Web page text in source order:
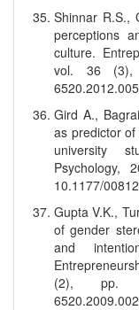
Shinnar R.S.,
perceptions
culture.
vol. 36 (3),
Gird A.,
as predictor
university
Psychology,
10.1177/
Gupta V.K.,
of gender
and
(2), pp.